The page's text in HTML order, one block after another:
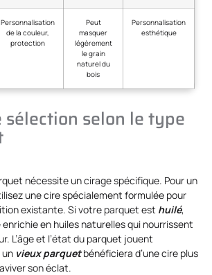
Personnalisation
de la couleur,
protection
Peut
masquer
légèrement
le grain
naturel du
bois
Personnalisation
esthétique
sélection selon le type
nécessite un cirage spécifique. Pour un
une cire spécialement formulée pour
existante. Si votre parquet est huilé,
en huiles naturelles qui nourrissent
L’âge et l’état du parquet jouent
un vieux parquet bénéficiera d’une cire plus
son éclat.